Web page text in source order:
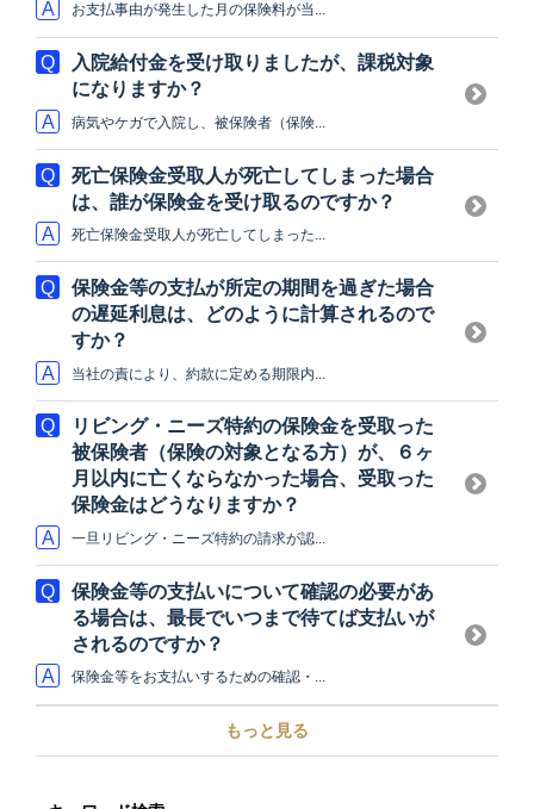
お支払事由が発生した月の保険料が当...
入院給付金を受け取りましたが、課税対象
になりますか？
病気やケガで入院し、被保険者（保険...
死亡保険金受取人が死亡してしまった場合
は、誰が保険金を受け取るのですか？
死亡保険金受取人が死亡してしまった...
保険金等の支払が所定の期間を過ぎた場合
の遅延利息は、どのように計算されるので
すか？
当社の責により、約款に定める期限内...
リビング・ニーズ特約の保険金を受取った
被保険者（保険の対象となる方）が、６ヶ
月以内に亡くならなかった場合、受取った
保険金はどうなりますか？
一旦リビング・ニーズ特約の請求が認...
保険金等の支払いについて確認の必要があ
る場合は、最長でいつまで待てば支払いが
されるのですか？
保険金等をお支払いするための確認・...
もっと見る